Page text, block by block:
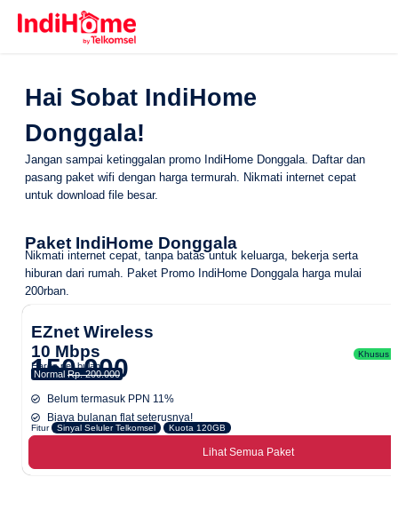
Hai Sobat IndiHome
Donggala!
Jangan sampai ketinggalan promo IndiHome Donggala. Daftar dan
pasang paket wifi dengan harga termurah. Nikmati internet cepat
untuk download file besar.
Paket IndiHome Donggala
Nikmati internet cepat, tanpa batas untuk keluarga, bekerja serta
hiburan dari rumah. Paket Promo IndiHome Donggalaharga mulai
200rban.
EZnet Wireless
10 Mbps
Harga per bulan
150.000
Normal Rp. 200.000
Khusus
Belum termasuk PPN 11%
Biaya bulanan flat seterusnya!
Fitur Sinyal Seluler Telkomsel Kuota 120GB
Lihat Semua Paket